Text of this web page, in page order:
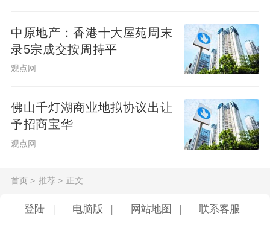
中原地产：香港十大屋苑周末
录5宗成交按周持平
观点网
佛山千灯湖商业地拟协议出让
予招商宝华
观点网
首页 > 推荐 > 正文
登陆 | 电脑版 | 网站地图 | 联系客服